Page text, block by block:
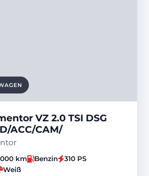
VZ 2.0 TSI DSG
ACC/CAM/
km Benzin
310 PS
Weiß